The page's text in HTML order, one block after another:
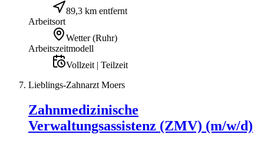
89,3 km entfernt
Arbeitsort
Wetter (Ruhr)
Arbeitszeitmodell
Vollzeit | Teilzeit
Lieblings-Zahnarzt Moers
Zahnmedizinische
Verwaltungsassistenz (ZMV) (m/w/d)